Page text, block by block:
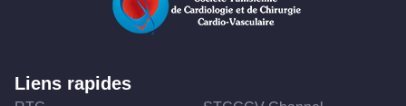
Liens rapides